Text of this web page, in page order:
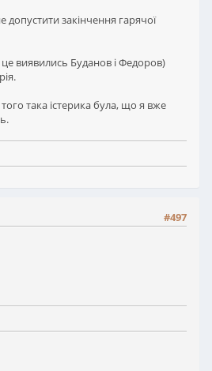
закінчення гарячої
виявились Буданов і Федоров)
така істерика була, що я вже
#497